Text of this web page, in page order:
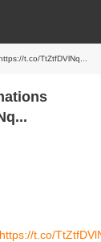
t.co/TtZtfDVlNq...
https://t.co/